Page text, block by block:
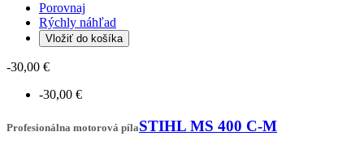
Porovnaj
Rýchly náhľad
Vložiť do košíka
-30,00 €
-30,00 €
Profesionálna motorová pílaSTIHL MS 400 C-M